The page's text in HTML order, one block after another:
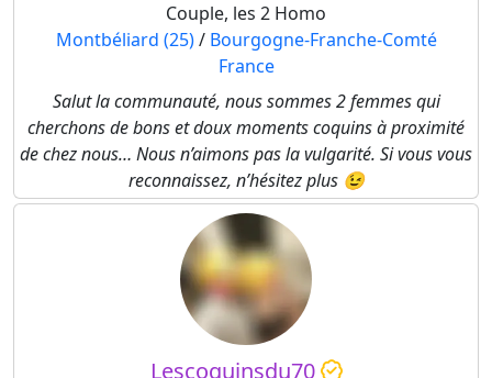
Couple, les 2 Homo
Montbéliard (25)/ Bourgogne-Franche-Comté
France
Salut la communauté, nous sommes 2 femmes qui
cherchons de bons et doux moments coquins à proximité
de chez nous… Nous n’aimons pas la vulgarité. Si vous vous
reconnaissez, n’hésitez plus 😉
Lescoquinsdu70